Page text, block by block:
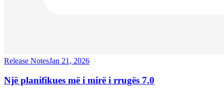
Release NotesJan 21, 2026
Një planifikues më i mirë i rrugës 7.0